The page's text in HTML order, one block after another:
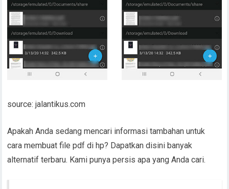
source: jalantikus.com
Apakah Anda sedang mencari informasi tambahan untuk
cara membuat file pdf di hp? Dapatkan disini banyak
alternatif terbaru. Kami punya persis apa yang Anda cari.